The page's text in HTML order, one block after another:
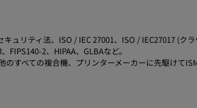
キュリティ法、ISO / IEC 27001、ISO / IEC27017 (
FIPS140-2、HIPAA、GLBAなど。
のすべての複合機、プリンターメーカーに先駆けて